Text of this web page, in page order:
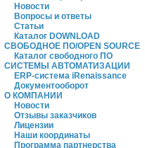
Новости
Вопросы и ответы
Статьи
Каталог DOWNLOAD
СВОБОДНОЕ ПО/OPEN SOURCE
Каталог свободного ПО
СИСТЕМЫ АВТОМАТИЗАЦИИ
ERP-система iRenaissance
Документооборот
О КОМПАНИИ
Новости
Отзывы заказчиков
Лицензии
Наши координаты
Программа партнерства